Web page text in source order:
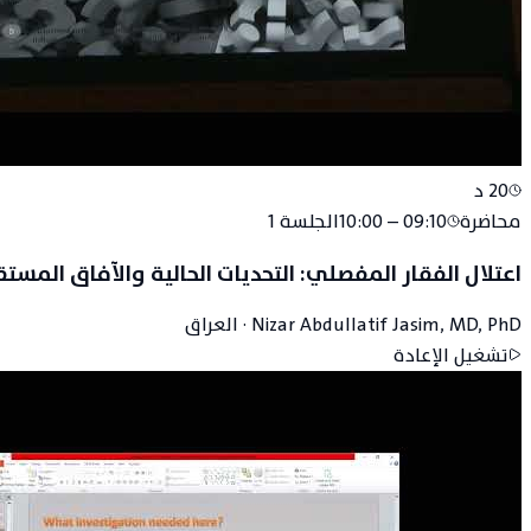
20د
محاضرة 09:10 – 10:00 الجلسة1
اعتلال الفقار المفصلي: التحديات الحالية والآفاق
Nizar Abdullatif Jasim, MD, PhD
·العراق
تشغيل الإعادة